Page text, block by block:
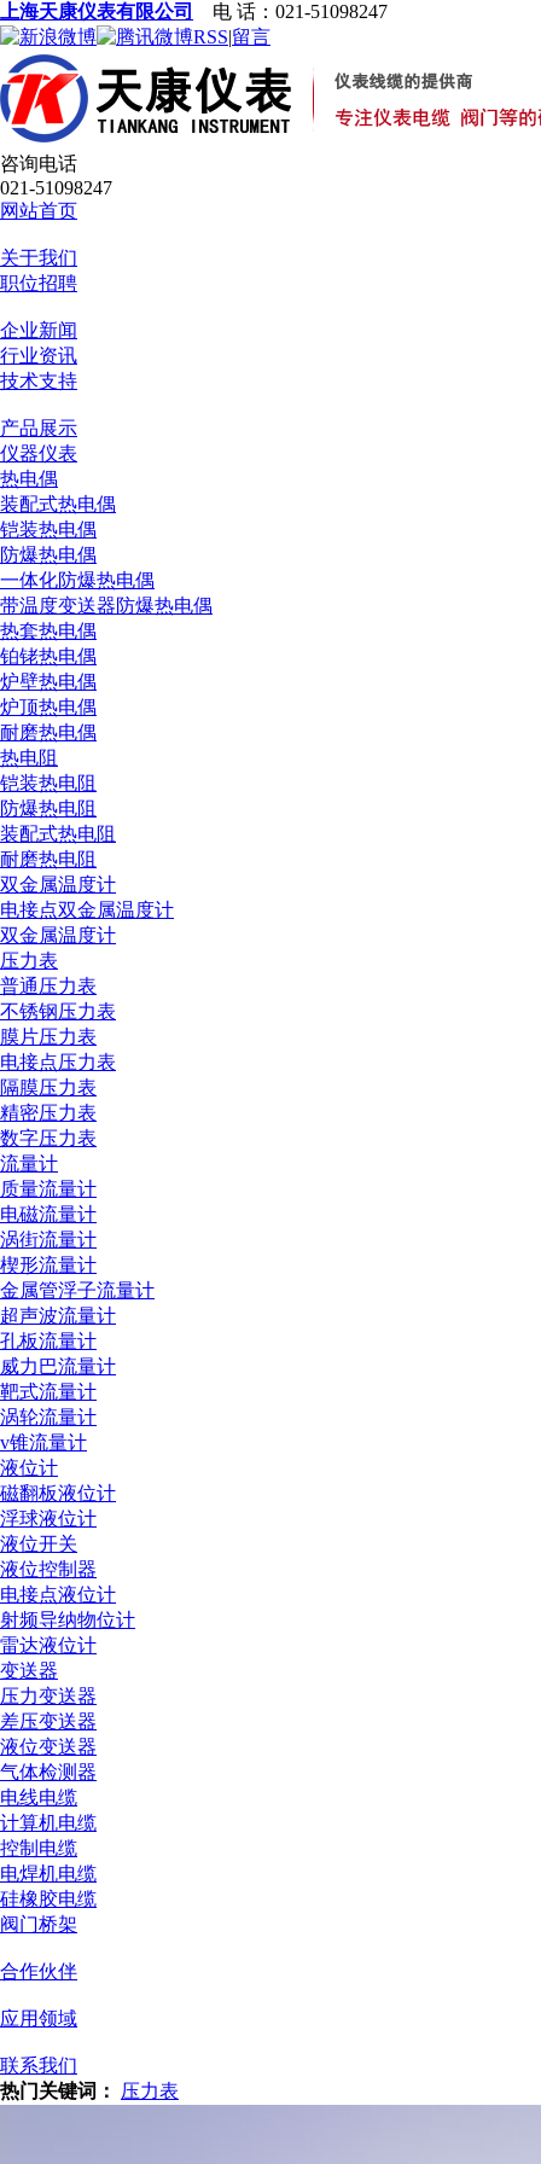
上海天康仪表有限公司
电 话：021-51098247
RSS|留言
咨询电话
021-51098247
网站首页
关于我们
职位招聘
企业新闻
行业资讯
技术支持
产品展示
仪器仪表
热电偶
装配式热电偶
铠装热电偶
防爆热电偶
一体化防爆热电偶
带温度变送器防爆热电偶
热套热电偶
铂铑热电偶
炉壁热电偶
炉顶热电偶
耐磨热电偶
热电阻
铠装热电阻
防爆热电阻
装配式热电阻
耐磨热电阻
双金属温度计
电接点双金属温度计
双金属温度计
压力表
普通压力表
不锈钢压力表
膜片压力表
电接点压力表
隔膜压力表
精密压力表
数字压力表
流量计
质量流量计
电磁流量计
涡街流量计
楔形流量计
金属管浮子流量计
超声波流量计
孔板流量计
威力巴流量计
靶式流量计
涡轮流量计
v锥流量计
液位计
磁翻板液位计
浮球液位计
液位开关
液位控制器
电接点液位计
射频导纳物位计
雷达液位计
变送器
压力变送器
差压变送器
液位变送器
气体检测器
电线电缆
计算机电缆
控制电缆
电焊机电缆
硅橡胶电缆
阀门桥架
合作伙伴
应用领域
联系我们
热门关键词：
压力表